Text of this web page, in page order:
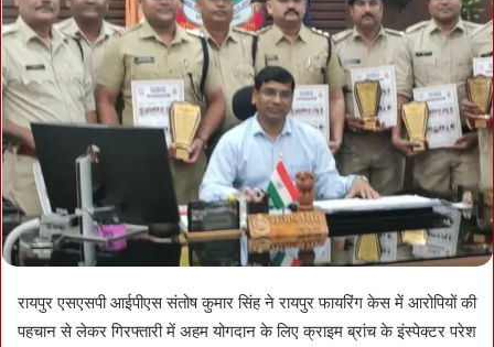
रायपुर एसएसपी आईपीएस संतोष कुमार सिंह ने रायपुर फायरिंग केस में आरोपियों की
पहचान से लेकर गिरफ्तारी में अहम योगदान के लिए क्राइम ब्रांच के इंस्पेक्टर परेश